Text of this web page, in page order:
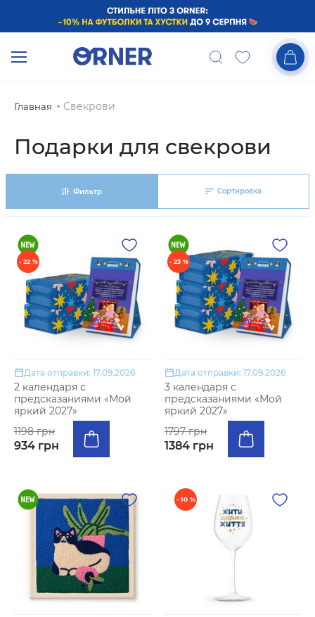
Главная Свекрови
Подарки для свекрови
Фильтр Сортировка
- 22 %
Дата отправки: 17.09.2026
2 календаря с
предсказаниями «Мой
яркий 2027»
1198 грн
934 грн
- 23 %
Дата отправки: 17.09.2026
3 календаря с
предсказаниями «Мой
яркий 2027»
1797 грн
1384 грн
- 10 %